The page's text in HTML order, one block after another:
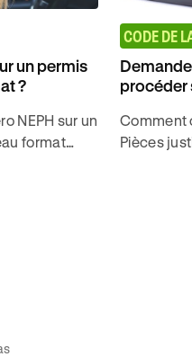
un permis
?
NEPH sur un
format
CODE DE
procéder
Comment
Pièces